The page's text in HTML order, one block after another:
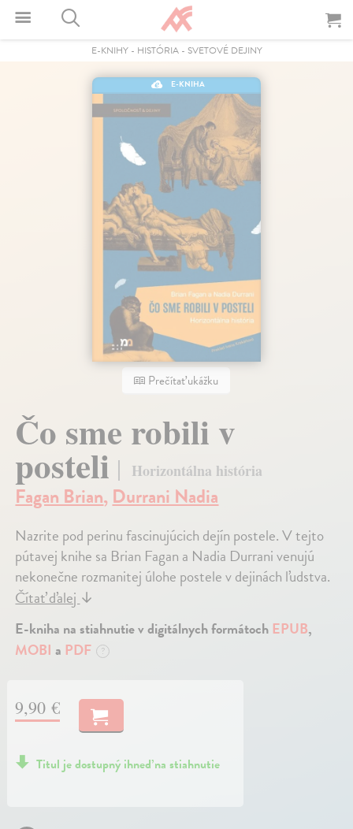
E-KNIHY- HISTÓRIA- SVETOVÉ DEJINY
E-KNIHA
Prečítať ukážku
Čo sme robili v
posteli Horizontálna história
Fagan Brian, Durrani Nadia
Nazrite pod perinu fascinujúcich dejín postele. V tejto
pútavej knihe sa Brian Fagan a Nadia Durrani venujú
nekonečne rozmanitej úlohe postele v dejinách ľudstva.
Čítať ďalej↓
E-kniha na stiahnutie v digitálnych formátoch EPUB,
MOBI a PDF ?
9,90 €
Titul je dostupný ihneď na stiahnutie